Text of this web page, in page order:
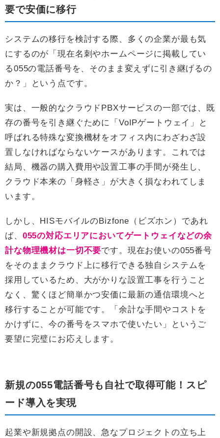
要で安価に移行
システムの移行を検討する際、多くの企業が最も気
にするのが「現在名刺やホームページに掲載してい
る055の電話番号を、そのまま変えずに引き継げるの
か？」という点です。
実は、一般的なクラウドPBXサービスの一部では、既
存の番号を引き継ぐために「VoIPゲートウェイ」と
呼ばれる特殊な変換機材をオフィス内にわざわざ設
置しなければならないケースがあります。これでは
結局、機器の購入費用や設置工事の手間が発生し、
クラウド本来の「身軽さ」が大きく損なわれてしま
います。
しかし、HISモバイルのBizfone（ビズホン）であれ
ば、 055の対応エリアにおいてゲートウェイなどの余
計な物理機材は一切不要です。現在お使いの055番号
をそのままクラウド上に移行できる独自システムを
採用しているため、大がかりな設置工事を行うこと
なく、驚くほど簡単かつ安価に最新の通信環境へと
移行することが可能です。「余計な手間やコストを
かけずに、今の番号をスマホで使いたい」というご
要望に完璧にお応えします。
新規の055電話番号も自社で取得可能！スピ
ード導入を実現
起業や新規拠点の開設、急なプロジェクトの立ち上